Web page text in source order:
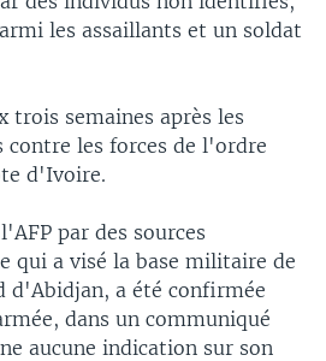
les assaillants et un soldat
trois semaines après les
les forces de l'ordre
d'Ivoire.
par des sources
qui a visé la base militaire de
d'Abidjan, a été confirmée
dans un communiqué
aucune indication sur son